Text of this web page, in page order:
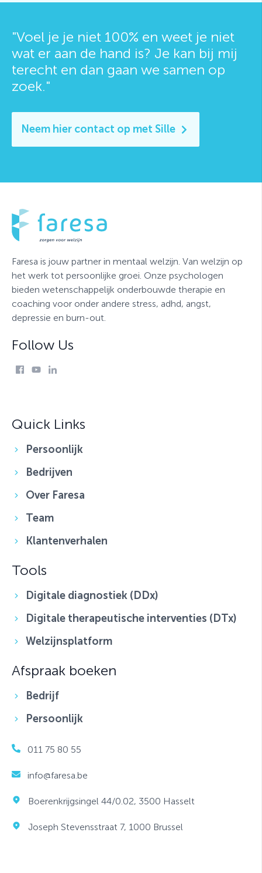
"Voel je je niet 100% en weet je niet
wat er aan de hand is? Je kan bij mij
terecht en dan gaan we samen op
zoek."
Neem hier contact op met Sille
Faresa is jouw partner in mentaal welzijn. Van welzijn op
het werk tot persoonlijke groei. Onze psychologen
bieden wetenschappelijk onderbouwde therapie en
coaching voor onder andere stress, adhd, angst,
depressie en burn-out.
Follow Us
Quick Links
Persoonlijk
Bedrijven
Over Faresa
Team
Klantenverhalen
Tools
Digitale diagnostiek (DDx)
Digitale therapeutische interventies (DTx)
Welzijnsplatform
Afspraak boeken
Bedrijf
Persoonlijk
011 75 80 55
info@faresa.be
Boerenkrijgsingel 44/0.02, 3500 Hasselt
Joseph Stevensstraat 7, 1000 Brussel